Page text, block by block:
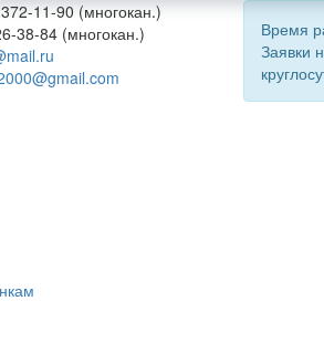
11-90 (многокан.)
38-84 (многокан.)
Время
Заявки